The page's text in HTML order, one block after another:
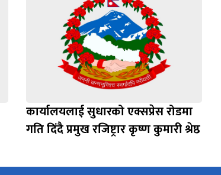
कार्यालयलाई सुधारको एक्सप्रेस रोडमा
गति दिंदै प्रमुख रजिष्ट्रार कृष्ण कुमारी श्रेष्ठ